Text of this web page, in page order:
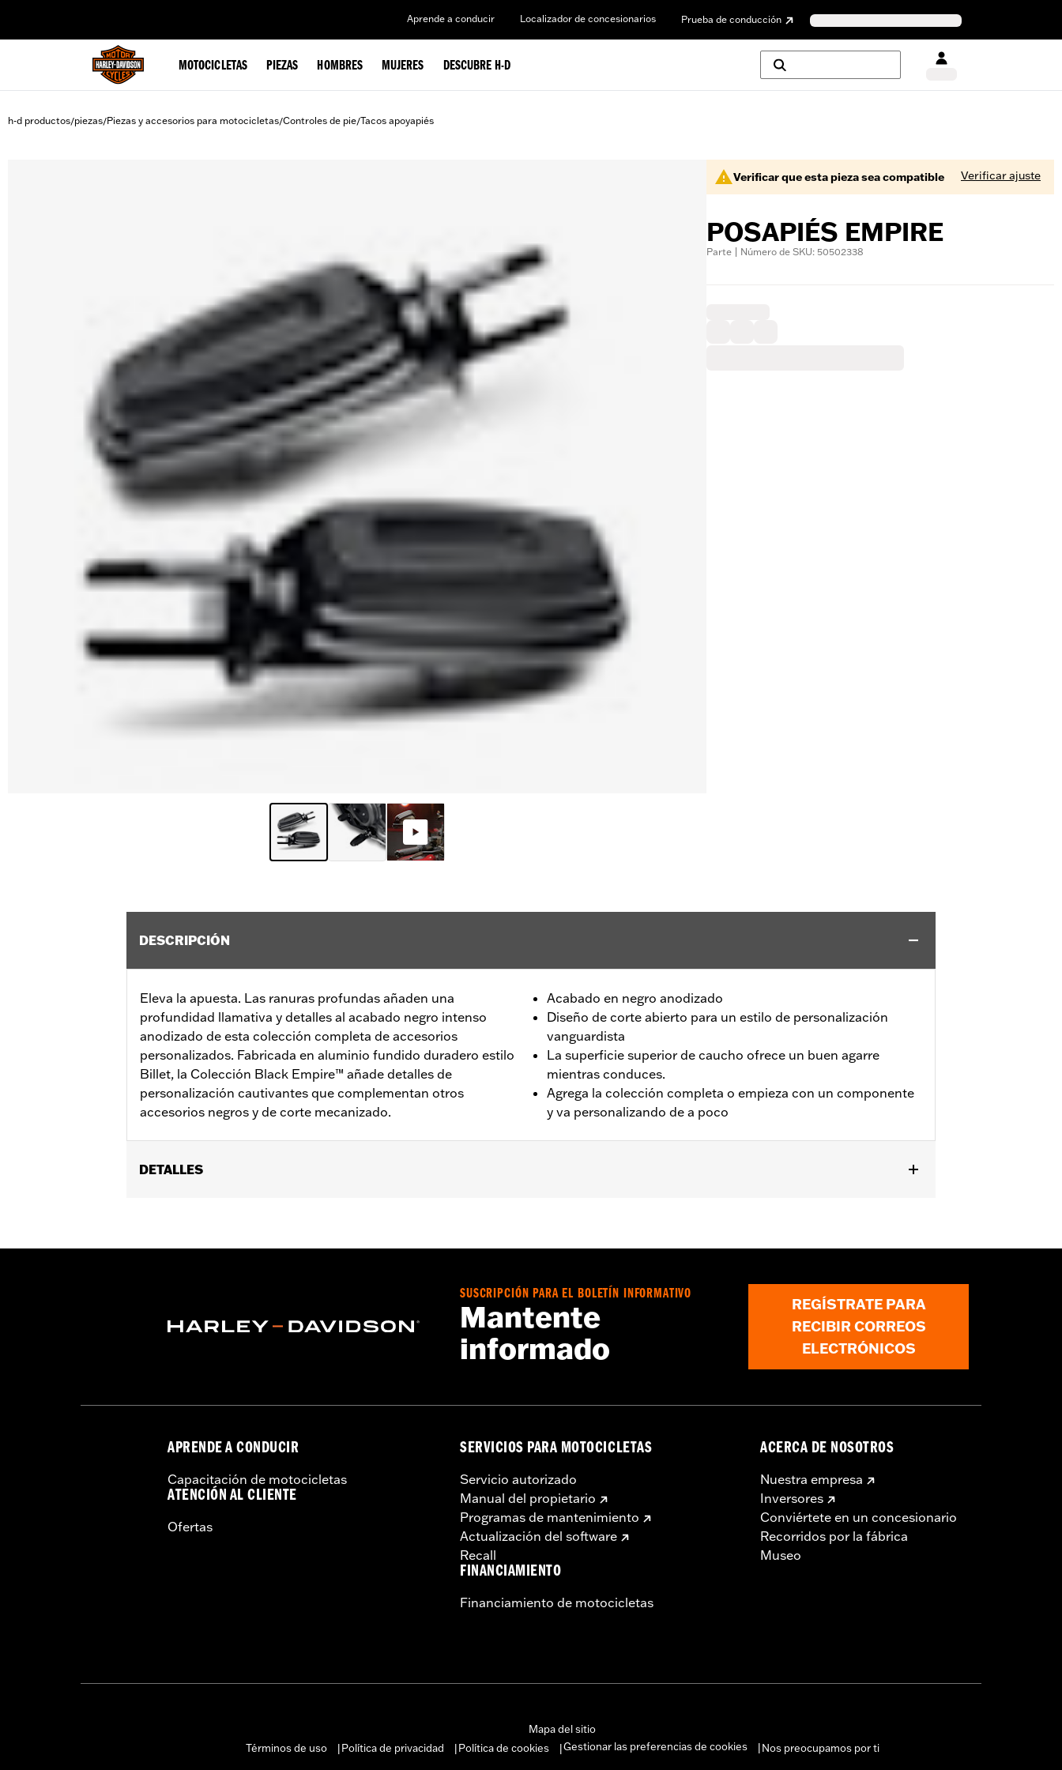
Aprende a conducir Localizador de concesionarios Prueba de conducción
MOTOCICLETAS PIEZAS HOMBRES MUJERES DESCUBRE H-D
h-d productos/piezas/Piezas y accesorios para motocicletas/Controles de pie/Tacos apoyapiés
Verificar que esta pieza sea compatible Verificar ajuste
POSAPIÉS EMPIRE
Parte | Número de SKU: 50502338
DESCRIPCIÓN
Eleva la apuesta. Las ranuras profundas añaden una
profundidad llamativa y detalles al acabado negro intenso
anodizado de esta colección completa de accesorios
personalizados. Fabricada en aluminio fundido duradero estilo
Billet, la Colección Black Empire™ añade detalles de
personalización cautivantes que complementan otros
accesorios negros y de corte mecanizado.
Acabado en negro anodizado
Diseño de corte abierto para un estilo de personalización
vanguardista
La superficie superior de caucho ofrece un buen agarre
mientras conduces.
Agrega la colección completa o empieza con un componente
y va personalizando de a poco
DETALLES
Installation Instructions
www.h-d.com/warranty para más información
SUSCRIPCIÓN PARA EL BOLETÍN INFORMATIVO
Mantente
informado
REGÍSTRATE PARA
RECIBIR CORREOS
ELECTRÓNICOS
APRENDE A CONDUCIR
Capacitación de motocicletas
ATENCIÓN AL CLIENTE
Ofertas
SERVICIOS PARA MOTOCICLETAS
Servicio autorizado
Manual del propietario
Programas de mantenimiento
Actualización del software
Recall
FINANCIAMIENTO
Financiamiento de motocicletas
ACERCA DE NOSOTROS
Nuestra empresa
Inversores
Conviértete en un concesionario
Recorridos por la fábrica
Museo
Mapa del sitio
Términos de uso
Política de privacidad Política de cookies Gestionar las preferencias de cookies Nos preocupamos por ti